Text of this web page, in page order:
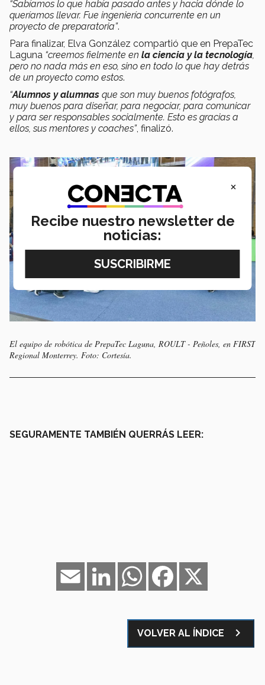
“Sabíamos lo que había pasado antes y hacia dónde lo
queríamos llevar. Fue ingeniería concurrente en un
proyecto de preparatoria”.
Para finalizar, Elva González compartió que en PrepaTec
Laguna “creemos fielmente en la ciencia y la tecnología,
pero no nada más en eso, sino en todo lo que hay detrás
de un proyecto como estos.
“Alumnos y alumnas que son muy buenos fotógrafos,
muy buenos para diseñar, para negociar, para comunicar
y para ser responsables socialmente. Esto es gracias a
ellos, sus mentores y coaches”, finalizó.
El equipo de robótica de PrepaTec Laguna, ROULT - Peñoles, en FIRST
Regional Monterrey. Foto: Cortesía.
SEGURAMENTE TAMBIÉN QUERRÁS LEER:
Facebook
WhatsApp
LinkedIn
Email
VOLVER AL ÍNDICE navigate_next
×
Recibe nuestro newsletter de
noticias: